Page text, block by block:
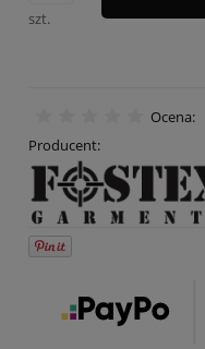
szt.
Ocena:
Producent: